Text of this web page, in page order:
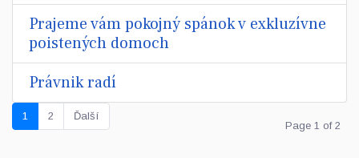
Prajeme vám pokojný spánok v exkluzívne
poistených domoch
Právnik radí
Page 1 of 2
1 2 Ďalší